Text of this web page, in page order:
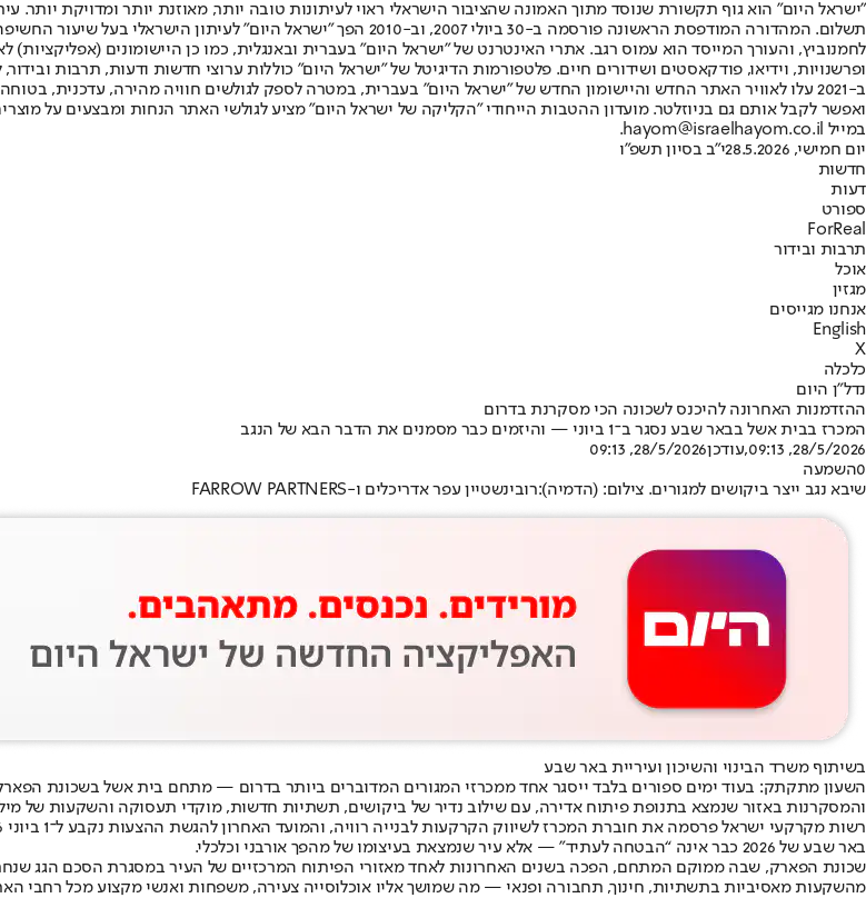
"ישראל היום" הוא גוף תקשורת שנוסד מתוך האמונה שהציבור הישראלי ראוי לעיתונות טובה יותר, מאוזנת יותר ומדויקת יותר.
תשלום. המהדורה המודפסת הראשונה פורסמה ב-30 ביולי 2007, וב-2010 הפך
ופרשנויות, וידיאו, פודקאסטים ושידורים חיים. פלטפורמות הדיגיטל של "ישראל היום" כוללות ערוצי חדשות ודעות, תרבות
ב-2021 עלו לאוויר האתר החדש והיישומון החדש של "ישראל היום" בעברית, במטרה לספק לגולשים חוויה מהירה, עדכנית,
ואפשר לקבל אותם גם בניוזלטר. מועדון ההטבות הייחודי "הקליקה של ישראל היום" מציע לגולשי האתר הנחות ומבצעים על
במייל hayom@israelhayom.co.il.
יום חמישי, 28.5.2026
י"ב בסיון תשפ"ו
חדשות
דעות
ספורט
ForReal
תרבות ובידור
אוכל
מגזין
אנחנו מגייסים
English
X
כלכלה
נדל"ן היום
ההזדמנות האחרונה להיכנס לשכונה הכי מסקרנת בדרום
המכרז בבית אשל בבאר שבע נסגר ב־1 ביוני — והיזמים כבר מסמנים את הדבר הבא של הנגב
28/5/2026, 09:13
,עודכן28/5/2026, 09:13
0השמעה
שיבא נגב ייצר ביקושים למגורים. צילום: (הדמיה):רובינשטיין עפר אדריכלים ו-FARROW PARTNERS
בשיתוף משרד הבינוי והשיכון ועיריית באר שבע
השעון מתקתק: בעוד ימים ספורים בלבד ייסגר אחד ממכרזי המגורים המדוברים ביותר בדרום — מתחם בית אשל בשכונת
והמסקרנות באזור שנמצא בתנופת פיתוח אדירה, עם שילוב נדיר של ביקושים, תשתיות חדשות, מוקדי תעסוקה והשקעות של
באר שבע של 2026 כבר אינה “הבטחה לעתיד” — אלא עיר שנמצאת בעיצומו של מהפך אורבני וכלכלי.
שכונת הפארק, שבה ממוקם המתחם, הפכה בשנים האחרונות לאחד מאזורי הפיתוח המרכזיים של העיר במסגרת הסכם הגג שנחתם
מהשקעות מאסיביות בתשתיות, חינוך, תחבורה ופנאי — מה שמושך אליו אוכלוסייה צעירה, משפחות ואנשי מקצוע מכל רחבי